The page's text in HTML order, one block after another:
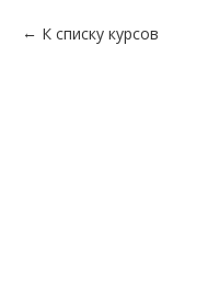
К списку курсов